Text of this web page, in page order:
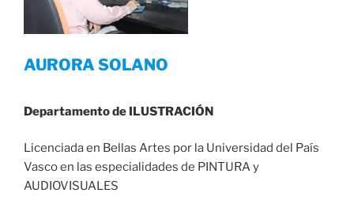
AURORA SOLANO
Departamento de ILUSTRACIÓN
Licenciada en Bellas Artes por la Universidad del País
Vasco en las especialidades de PINTURA y
AUDIOVISUALES